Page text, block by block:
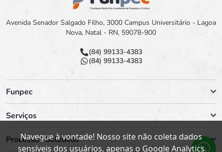
Avenida Senador Salgado Filho, 3000 Campus Universitário - Lagoa
Nova, Natal - RN, 59078-900
(84) 99133-4383
(84) 99133-4383
Funpec
Serviços
Processos Seletivos
Navegue à vontade! Nosso site não coleta dados
sensíveis dos usuários, apenas o Google Analytics